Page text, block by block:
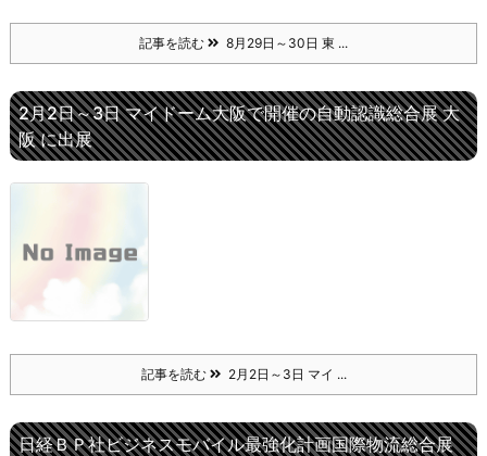
記事を読む 8月29日～30日 東 ...
2月2日～3日 マイドーム大阪で開催の自動認識総合展 大
阪 に出展
記事を読む 2月2日～3日 マイ ...
日経ＢＰ社ビジネスモバイル最強化計画国際物流総合展